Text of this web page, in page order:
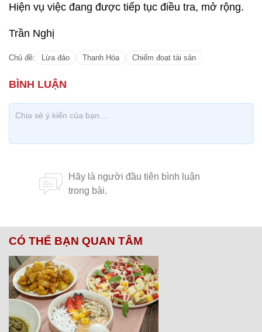
Hiện vụ việc đang được tiếp tục điều tra, mở rộng.
Trần Nghị
Chủ đề: Lừa đảo Thanh Hóa Chiếm đoạt tài sản
CÓ THỂ BẠN QUAN TÂM